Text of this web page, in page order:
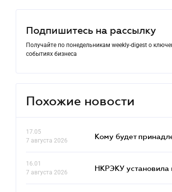
Подпишитесь на рассылку
Получайте по понедельникам weekly-digest о
событиях бизнеса
Похожие новости
17.05
7 августа 2026
Кому будет
16.01
7 августа 2026
НКРЭКУ установила